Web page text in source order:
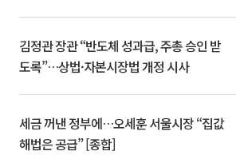
김정관 장관 “반도체 성과급, 주총 승인 받
도록”…상법·자본시장법 개정 시사
세금 꺼낸 정부에…오세훈 서울시장 “집값
해법은 공급” [종합]